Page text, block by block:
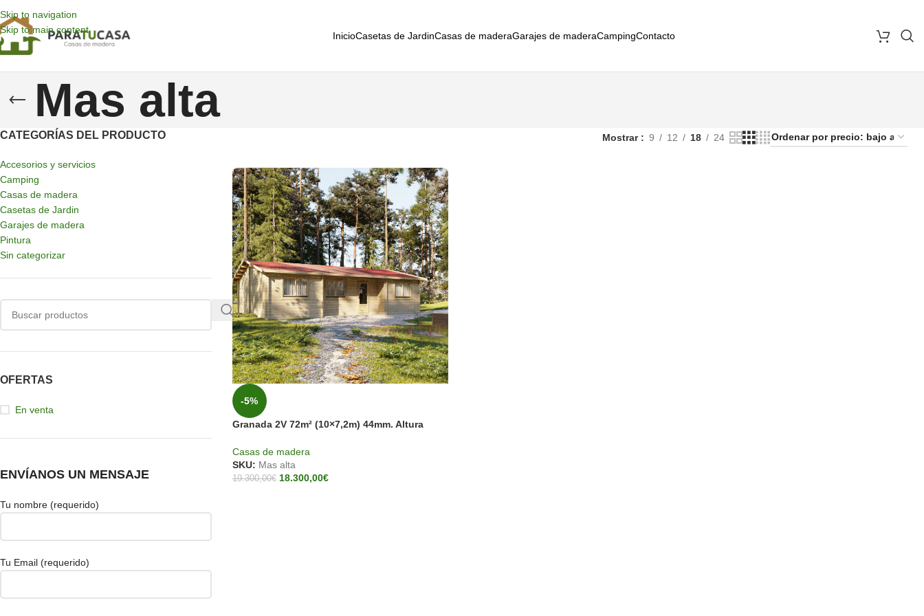
Skip to navigation
Skip to main content
InicioCasetas de JardinCasas de maderaGarajes de maderaCampingContacto
Mas alta
CATEGORÍAS DEL PRODUCTO
Accesorios y servicios
Camping
Casas de madera
Casetas de Jardin
Garajes de madera
Pintura
Sin categorizar
OFERTAS
En venta
ENVÍANOS UN MENSAJE
Tu nombre (requerido)
Tu Email (requerido)
Mostrar 9 12 18 24
-5%
Granada 2V 72m² (10×7,2m) 44mm. Altura
Casas de madera
SKU: Mas alta
19.300,00€ 18.300,00€